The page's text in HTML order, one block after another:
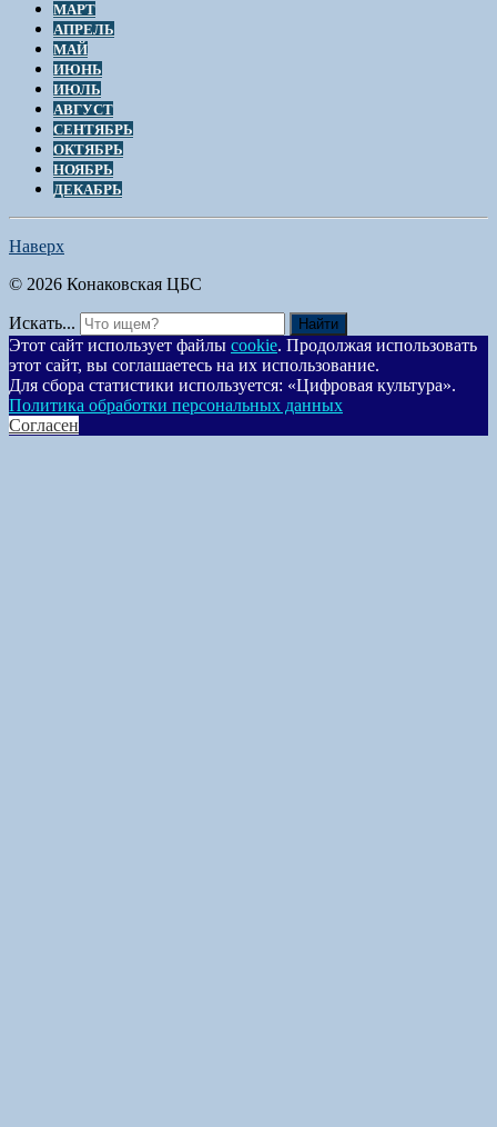
МАРТ
АПРЕЛЬ
МАЙ
ИЮНЬ
ИЮЛЬ
АВГУСТ
СЕНТЯБРЬ
ОКТЯБРЬ
НОЯБРЬ
ДЕКАБРЬ
Наверх
© 2026 Конаковская ЦБС
Искать... Найти
Этот сайт использует файлы cookie. Продолжая использовать
этот сайт, вы соглашаетесь на их использование.
Для сбора статистики используется: «Цифровая культура».
Политика обработки персональных данных
Согласен